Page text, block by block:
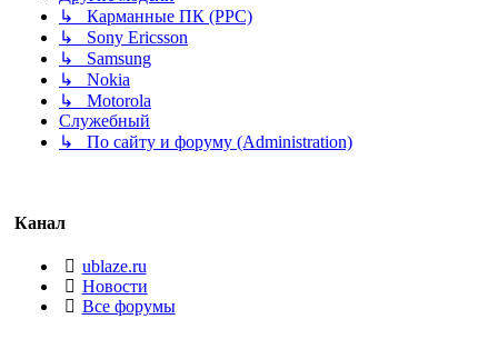
↳ Карманные ПК (PPC)
↳ Sony Ericsson
↳ Samsung
↳ Nokia
↳ Motorola
Служебный
↳ По сайту и форуму (Administration)
Канал
ublaze.ru
Новости
Все форумы